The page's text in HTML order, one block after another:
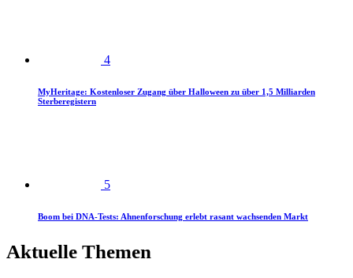
4
MyHeritage: Kostenloser Zugang über Halloween zu über 1,5 Milliarden
Sterberegistern
5
Boom bei DNA-Tests: Ahnenforschung erlebt rasant wachsenden Markt
Aktuelle Themen